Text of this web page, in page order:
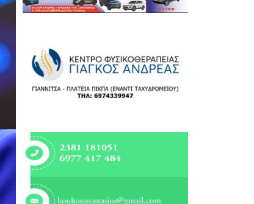
Τοπικά
Πολιτική
Αθλητικά